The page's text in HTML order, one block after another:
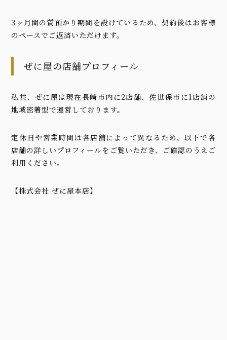
3ヶ月間の質預かり期間を設けているため、契約後はお客様
のペースでご返済いただけます。
ぜに屋の店舗プロフィール
私共、ぜに屋は現在長崎市内に2店舗、佐世保市に1店舗の
地域密着型で運営しております。
定休日や営業時間は各店舗によって異なるため、以下で各
店舗の詳しいプロフィールをご覧いただき、ご確認のうえご
利用ください。
【株式会社 ぜに屋本店】